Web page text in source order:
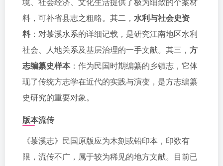
料，可补省县志之粗略。其二， 水利与社会史资
料：对菉溪水系的详细记载，是研究江南地区水利
社会、人地关系及基层治理的一手文献。其三， 方
志编纂史样本：作为民国时期编纂的乡镇志，它体
现了传统方志学在近代的实践与演变，是方志编纂
史研究的重要对象。
版本流传
《菉溪志》民国原版应为木刻或铅印本，印数有
限，流传不广，属于较为稀见的地方文献。目前已